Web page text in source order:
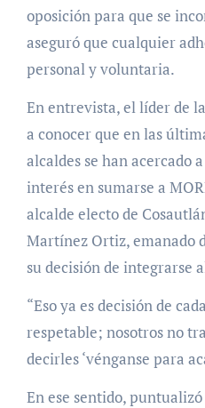
oposición para que se
aseguró que cualquier
personal y voluntaria.
En entrevista, el líder de
a conocer que en las
alcaldes se han acercado
interés en sumarse a
alcalde electo de
Martínez Ortiz, emanado
su decisión de integrarse
“Eso ya es decisión de
respetable; nosotros no
decirles ‘vénganse para
En ese sentido,